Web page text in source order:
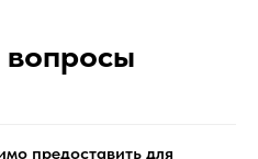
предоставить для